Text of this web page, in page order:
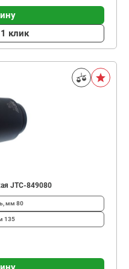
клик
JTC-849080
мм 80
135